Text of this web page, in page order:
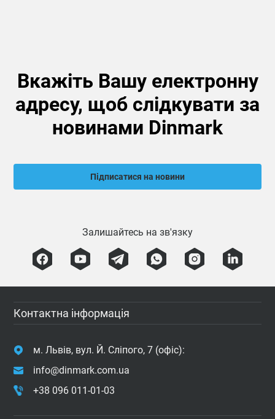
Вкажіть Вашу електронну
адресу, щоб слідкувати за
новинами Dinmark
Підписатися на новини
Залишайтесь на зв'язку
Контактна інформація
м. Львів, вул. Й. Сліпого, 7 (офіс):
info@dinmark.com.ua
+38 096 011-01-03